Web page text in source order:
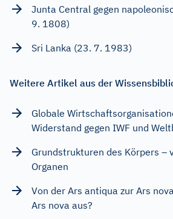
Junta Central gegen
9. 1808)
Sri Lanka (23. 7. 1983)
Weitere Artikel aus der
Globale
Widerstand gegen IWF und
Grundstrukturen des Körpers –
Organen
Von der Ars antiqua zur Ars
Ars nova aus?